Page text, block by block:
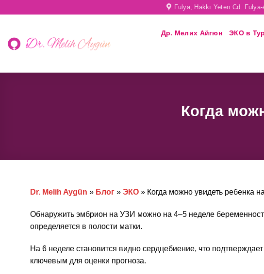
Fulya, Hakkı Yeten Cd.
Др. Мелих Айгюн ЭКО в
Когда
Dr. Melih Aygün » Блог » ЭКО » Когда можно увидеть ребенка
Обнаружить эмбрион на УЗИ можно на 4–5 неделе
определяется в полости матки.
На 6 неделе становится видно сердцебиение, что
ключевым для оценки прогноза.